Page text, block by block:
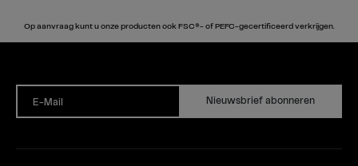
Op aanvraag kunt u onze producten ook FSC®- of PEFC-gecertificeerd verkrijgen.
E-Mail Nieuwsbrief abonneren